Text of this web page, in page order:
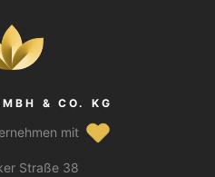
& CO. KG
mit
Straße 38